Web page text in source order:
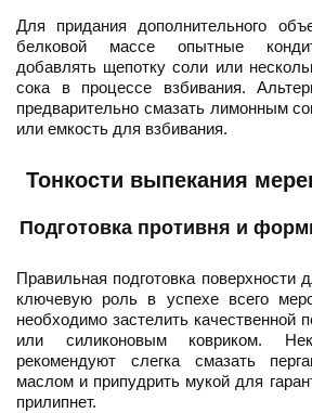
Для придания дополнительного
белковой массе опытные
добавлять щепотку соли или
сока в процессе взбивания.
предварительно смазать лимонным
или емкость для взбивания.
Тонкости выпекания
Подготовка противня и
Правильная подготовка поверхности
ключевую роль в успехе всего
необходимо застелить качественной
или силиконовым ковриком.
рекомендуют слегка смазать
маслом и припудрить мукой для
прилипнет.